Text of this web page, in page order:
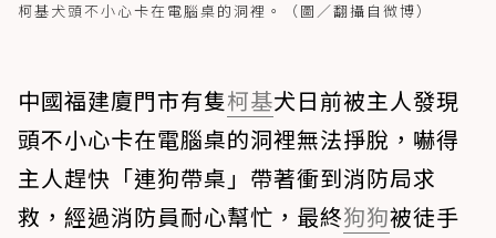
柯基犬頭不小心卡在電腦桌的洞裡。（圖／翻攝自微博）
中國福建廈門市有隻柯基犬日前被主人發現
頭不小心卡在電腦桌的洞裡無法掙脫，嚇得
主人趕快「連狗帶桌」帶著衝到消防局求
救，經過消防員耐心幫忙，最終狗狗被徒手